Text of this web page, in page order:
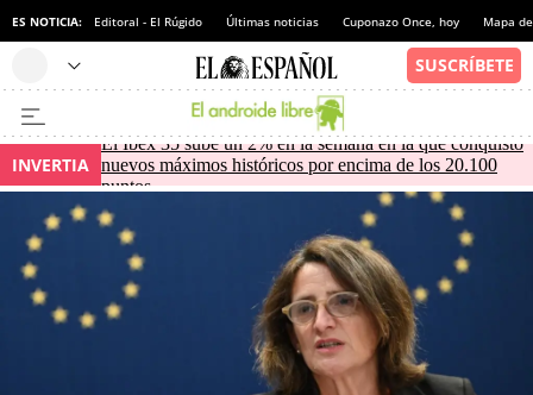
ES NOTICIA: Editoral - El Rúgido Últimas noticias Cuponazo Once, hoy Mapa
INVERTIA
El Ibex 35 sube un 2% en la semana en la que conquistó
nuevos máximos históricos por encima de los 20.100
puntos